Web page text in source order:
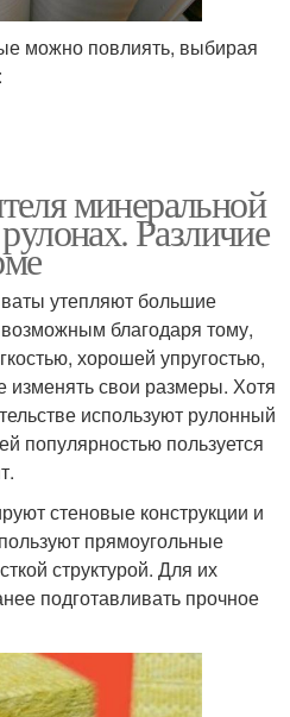
можно повлиять, выбирая
минеральной
Различие
утепляют большие
благодаря тому,
хорошей упругостью,
изменять свои размеры. Хотя
используют рулонный
популярностью пользуется
стеновые конструкции и
прямоугольные
структурой. Для их
подготавливать прочное